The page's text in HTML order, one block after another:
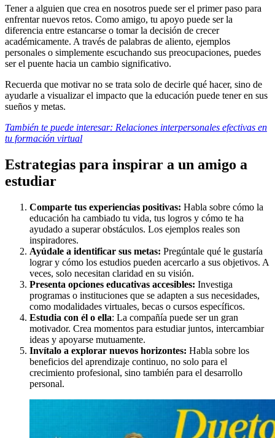
Tener a alguien que crea en nosotros puede ser el primer paso para
enfrentar nuevos retos. Como amigo, tu apoyo puede ser la
diferencia entre estancarse o tomar la decisión de crecer
académicamente. A través de palabras de aliento, ejemplos
personales o simplemente escuchando sus preocupaciones, puedes
ser el puente hacia un cambio significativo.
Recuerda que motivar no se trata solo de decirle qué hacer, sino de
ayudarle a visualizar el impacto que la educación puede tener en sus
sueños y metas.
También te puede interesar: Relaciones interpersonales efectivas en
tu formación virtual
Estrategias para inspirar a un amigo a
estudiar
Comparte tus experiencias positivas: Habla sobre cómo la
educación ha cambiado tu vida, tus logros y cómo te ha
ayudado a superar obstáculos. Los ejemplos reales son
inspiradores.
Ayúdale a identificar sus metas: Pregúntale qué le gustaría
lograr y cómo los estudios pueden acercarlo a sus objetivos. A
veces, solo necesitan claridad en su visión.
Presenta opciones educativas accesibles: Investiga
programas o instituciones que se adapten a sus necesidades,
como modalidades virtuales, becas o cursos específicos.
Estudia con él o ella: La compañía puede ser un gran
motivador. Crea momentos para estudiar juntos, intercambiar
ideas y apoyarse mutuamente.
Invítalo a explorar nuevos horizontes: Habla sobre los
beneficios del aprendizaje continuo, no solo para el
crecimiento profesional, sino también para el desarrollo
personal.